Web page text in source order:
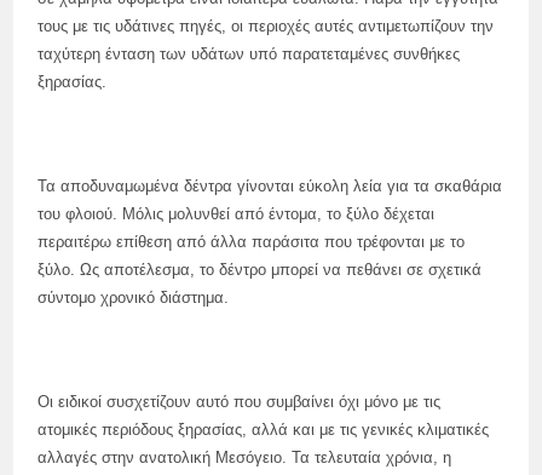
τους με τις υδάτινες πηγές, οι περιοχές αυτές αντιμετωπίζουν την
ταχύτερη ένταση των υδάτων υπό παρατεταμένες συνθήκες
ξηρασίας.
Τα αποδυναμωμένα δέντρα γίνονται εύκολη λεία για τα σκαθάρια
του φλοιού. Μόλις μολυνθεί από έντομα, το ξύλο δέχεται
περαιτέρω επίθεση από άλλα παράσιτα που τρέφονται με το
ξύλο. Ως αποτέλεσμα, το δέντρο μπορεί να πεθάνει σε σχετικά
σύντομο χρονικό διάστημα.
Οι ειδικοί συσχετίζουν αυτό που συμβαίνει όχι μόνο με τις
ατομικές περιόδους ξηρασίας, αλλά και με τις γενικές κλιματικές
αλλαγές στην ανατολική Μεσόγειο. Τα τελευταία χρόνια, η